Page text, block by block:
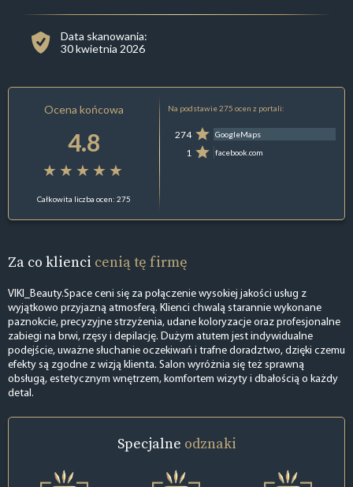
Data skanowania:
30 kwietnia 2026
Ocena końcowa
4.8
Całkowita liczba ocen: 275
Na podstawie 275 ocen z portali:
274 GoogleMaps
1 facebook.com
Za co klienci cenią tę firmę
VIKI_Beauty.Space ceni się za połączenie wysokiej jakości usług z
wyjątkowo przyjazną atmosferą. Klienci chwalą starannie wykonane
paznokcie, precyzyjne strzyżenia, udane koloryzacje oraz profesjonalne
zabiegi na brwi, rzęsy i depilację. Dużym atutem jest indywidualne
podejście, uważne słuchanie oczekiwań i trafne doradztwo, dzięki czemu
efekty są zgodne z wizją klienta. Salon wyróżnia się też sprawną
obsługą, estetycznym wnętrzem, komfortem wizyty i dbałością o każdy
detal.
Specjalne odznaki